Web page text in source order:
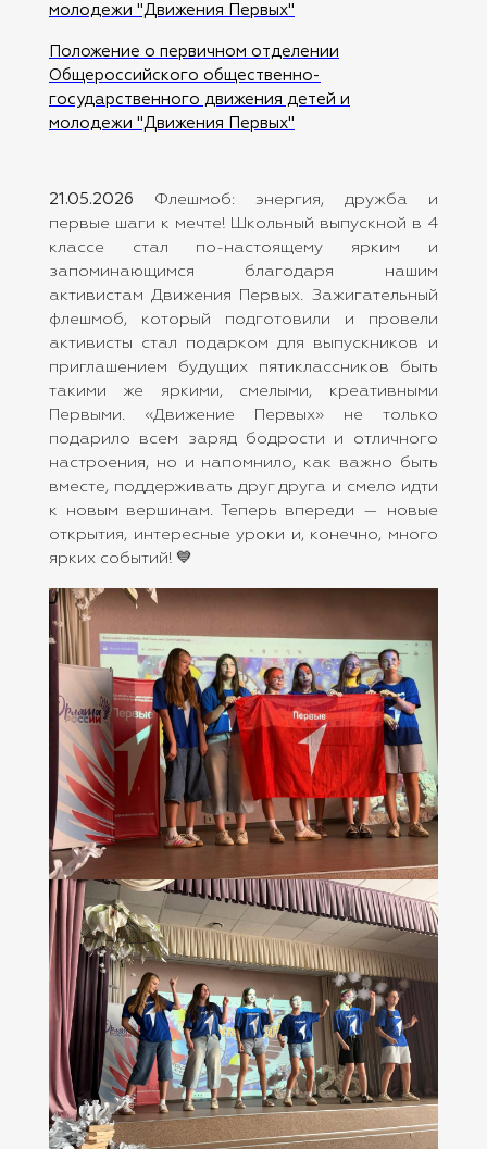
молодежи "Движения Первых"
Положение о первичном отделении
Общероссийского общественно-
государственного движения детей и
молодежи "Движения Первых"
21.05.2026 Флешмоб: энергия, дружба и
первые шаги к мечте! Школьный выпускной в 4
классе стал по-настоящему ярким и
запоминающимся благодаря нашим
активистам Движения Первых. Зажигательный
флешмоб, который подготовили и провели
активисты стал подарком для выпускников и
приглашением будущих пятиклассников быть
такими же яркими, смелыми, креативными
Первыми. «Движение Первых» не только
подарило всем заряд бодрости и отличного
настроения, но и напомнило, как важно быть
вместе, поддерживать друг друга и смело идти
к новым вершинам. Теперь впереди — новые
открытия, интересные уроки и, конечно, много
ярких событий! 💙